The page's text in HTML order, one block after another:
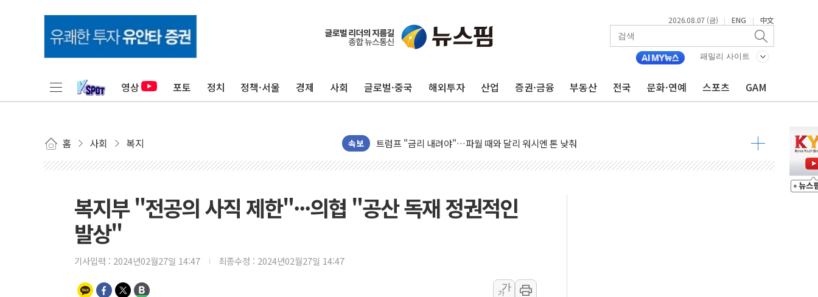
2026.08.07 (금) | ENG | 中文
패밀리 사이트
영상 포토 정치 정책·서울 경제 사회 글로벌·중국 해외투자 산업 증권·금융 부동산 전국 문화·연예 스포츠 GAM
홈 사회 복지 속보
뉴욕증시 프리뷰, 美 고용 쇼크에 금리 인상 우려 후퇴…나스닥 선물 1%대 상승
[종합] 美 7월 고용 2만3000명 감소 '쇼크'…9월 금리 인상 기대 후퇴
뉴욕증시 개장 전 특징주...아틀라시안·클라우드플레어·태양광주↑ VS 트레이드데스크·웬디스↓
보훈부, 미 DPAA와 MOU… "6·25 미군 실종자 7359명 끝까지 찾겠다"
특정 정치인 측근 포항시 정책특보 내정설...포항시 '시끌'
李 "해남 태양광, 대한민국 다음 100년 밑거름…수도권 집중 완화 전환점"
트럼프, 中 겨냥 폴리실리콘 관세 15% 부과…美 태양광주 급등
[사진] 빈살만과 에르도안의 만남
황희 '폐버스 청년주택' SNS 글 역풍에 "정부정책 아냐" 해명
복지부 "전공의 사직 제한"···의협 "공산 독재 정권적인
발상"
기사입력 : 2024년02월27일 14:47 최종수정 : 2024년02월27일 14:47
가
가